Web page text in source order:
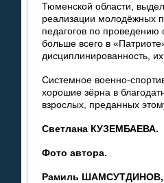
Тюменской области,
реализации молодёжных
педагогов по
больше всего в
дисциплинированность,
Системное военно-
хорошие зёрна в
взрослых, преданных
Светлана КУЗЕМБАЕВА.
Фото автора.
Рамиль ШАМСУТДИНОВ,